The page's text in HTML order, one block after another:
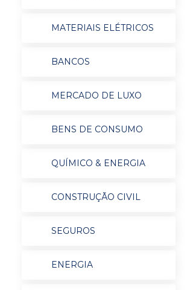
MATERIAIS ELÉTRICOS
BANCOS
MERCADO DE LUXO
BENS DE CONSUMO
QUÍMICO & ENERGIA
CONSTRUÇÃO CIVIL
SEGUROS
ENERGIA